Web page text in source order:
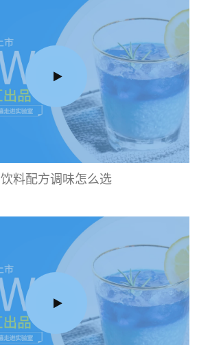
饮料配方调味怎么选